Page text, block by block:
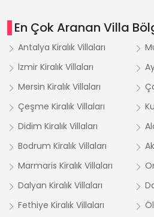
En Çok Aranan Villa
Antalya Kiralık Villaları
İzmir Kiralık Villaları
Mersin Kiralık Villaları
Çeşme Kiralık Villaları
Didim Kiralık Villaları
Bodrum Kiralık Villaları
Marmaris Kiralık Villaları
Dalyan Kiralık Villaları
Fethiye Kiralık Villaları